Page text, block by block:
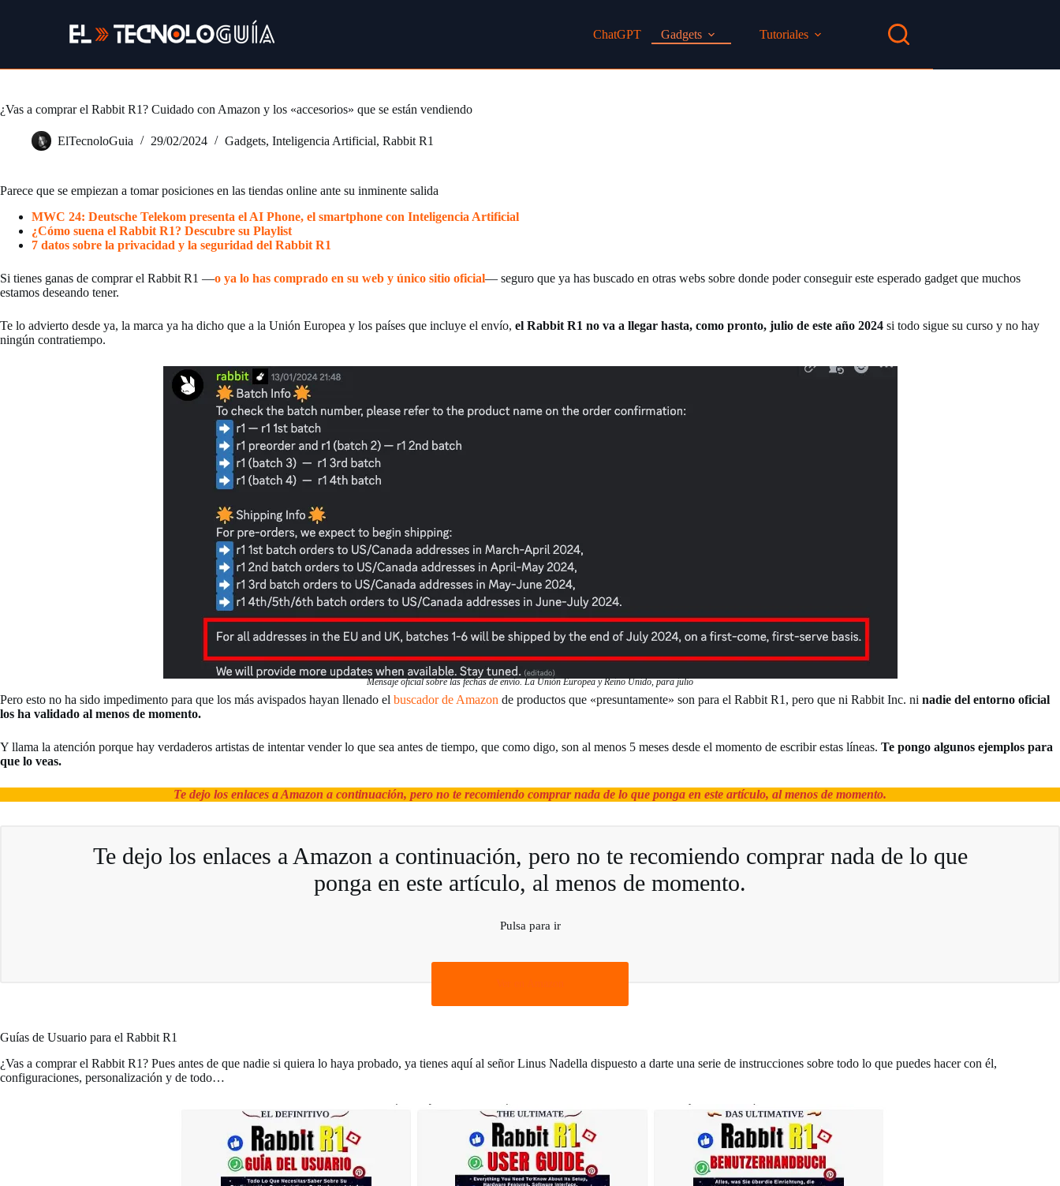
ChatGPT Gadgets Tutoriales
¿Vas a comprar el Rabbit R1? Cuidado con Amazon y los «accesorios» que se están vendiendo
ElTecnoloGuia 29/02/2024 Gadgets, Inteligencia Artificial, Rabbit R1
Parece que se empiezan a tomar posiciones en las tiendas online ante su inminente salida
MWC 24: Deutsche Telekom presenta el AI Phone, el smartphone con Inteligencia Artificial
¿Cómo suena el Rabbit R1? Descubre su Playlist
7 datos sobre la privacidad y la seguridad del Rabbit R1
Si tienes ganas de comprar el Rabbit R1 —o ya lo has comprado en su web y único sitio oficial— seguro que ya has buscado en otras webs sobre donde poder conseguir este esperado gadget que muchos
estamos deseando tener.
Te lo advierto desde ya, la marca ya ha dicho que a la Unión Europea y los países que incluye el envío, el Rabbit R1 no va a llegar hasta, como pronto, julio de este año 2024 si todo sigue su curso y no hay
ningún contratiempo.
Mensaje oficial sobre las fechas de envío. La Unión Europea y Reino Unido, para julio
Pero esto no ha sido impedimento para que los más avispados hayan llenado el buscador de Amazon de productos que «presuntamente» son para el Rabbit R1, pero que ni Rabbit Inc. ni nadie del entorno oficial
los ha validado al menos de momento.
Y llama la atención porque hay verdaderos artistas de intentar vender lo que sea antes de tiempo, que como digo, son al menos 5 meses desde el momento de escribir estas líneas. Te pongo algunos ejemplos para
que lo veas.
Te dejo los enlaces a Amazon a continuación, pero no te recomiendo comprar nada de lo que ponga en este artículo, al menos de momento.
Te dejo los enlaces a Amazon a continuación, pero no te recomiendo comprar nada de lo que
ponga en este artículo, al menos de momento.
Pulsa para ir
Guías de Usuario para el Rabbit R1
¿Vas a comprar el Rabbit R1? Pues antes de que nadie si quiera lo haya probado, ya tienes aquí al señor Linus Nadella dispuesto a darte una serie de instrucciones sobre todo lo que puedes hacer con él,
configuraciones, personalización y de todo…